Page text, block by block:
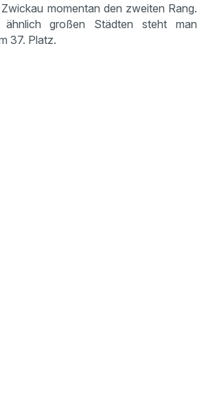
momentan den zweiten Rang.
großen Städten steht man
37. Platz.